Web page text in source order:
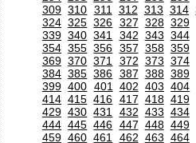
309 310 311 312 313 314
324 325 326 327 328 329
339 340 341 342 343 344
354 355 356 357 358 359
369 370 371 372 373 374
384 385 386 387 388 389
399 400 401 402 403 404
414 415 416 417 418 419
429 430 431 432 433 434
444 445 446 447 448 449
459 460 461 462 463 464